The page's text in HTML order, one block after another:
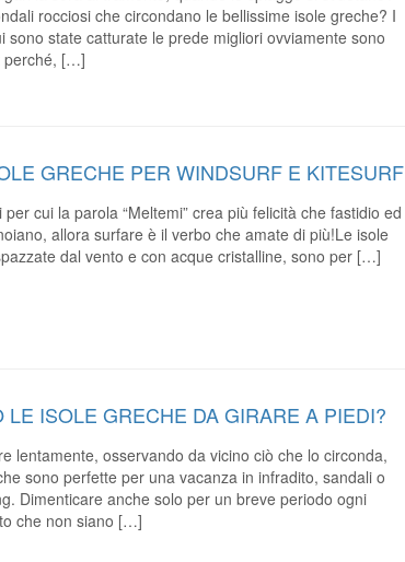
rocciosi che circondano le bellissime isole greche? I
sono state catturate le prede migliori ovviamente sono
perché, […]
GRECHE PER WINDSURF E KITESURF
cui la parola “Meltemi” crea più felicità che fastidio ed
allora surfare è il verbo che amate di più!Le isole
dal vento e con acque cristalline, sono per […]
LE ISOLE GRECHE DA GIRARE A PIEDI?
lentamente, osservando da vicino ciò che lo circonda,
sono perfette per una vacanza in infradito, sandali o
Dimenticare anche solo per un breve periodo ogni
che non siano […]